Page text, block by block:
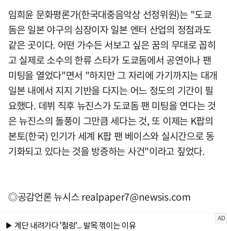
임희윤 문화평론가(한국대중음악상 선정위원)는 "도쿄
돔은 일본 야구의 심장이자 일본 엔터 산업의 정점과도
같은 곳이다. 어떤 가수든 서보고 싶은 꿈의 무대로 꼽히
고 실제로 소수의 한류 스타가 도쿄돔에서 공연이나 팬
미팅을 열었다"면서 "하지만 그 자리에 가기까지는 대개
일본 내에서 지지 기반을 다지는 어느 정도의 기간이 필
요했다. 데뷔 직후 뉴진스가 도쿄돔 팬 미팅을 연다는 것
은 뉴진스의 돌풍이 그만큼 세다는 것, 또 이제는 K팝의
본토(한국) 인기가 세계 K팝 팬 베이스와 실시간으로 동
기화되고 있다는 것을 방증하는 사건"이라고 짚었다.
◎공감언론 뉴시스realpaper7@newsis.com